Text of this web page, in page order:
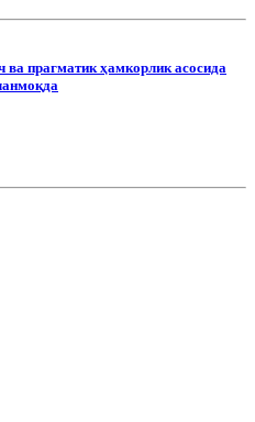
ва прагматик ҳамкорлик асосида